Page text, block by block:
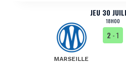
JEU 30
18H00
MARSEILLE
2 - 1